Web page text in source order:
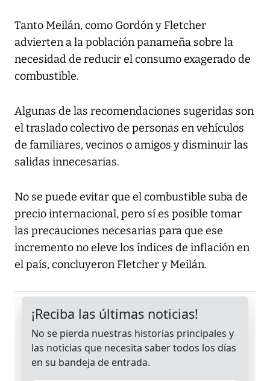
Tanto Meilán, como Gordón y Fletcher
advierten a la población panameña sobre la
necesidad de reducir el consumo exagerado de
combustible.
Algunas de las recomendaciones sugeridas son
el traslado colectivo de personas en vehículos
de familiares, vecinos o amigos y disminuir las
salidas innecesarias.
No se puede evitar que el combustible suba de
precio internacional, pero sí es posible tomar
las precauciones necesarias para que ese
incremento no eleve los índices de inflación en
el país, concluyeron Fletcher y Meilán.